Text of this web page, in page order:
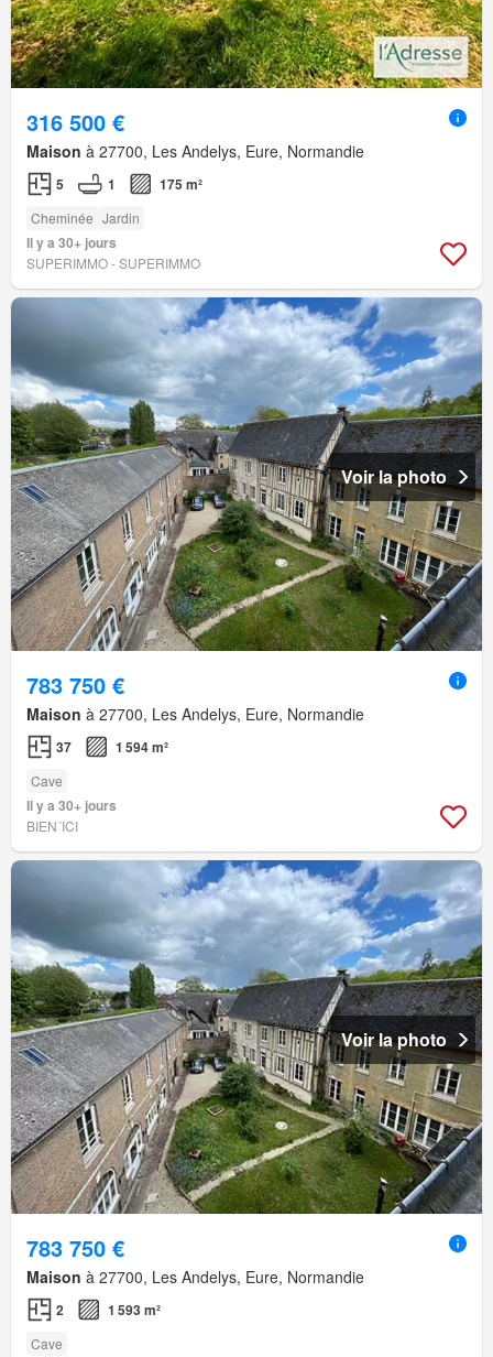
316 500 €
Maison à 27700, Les Andelys, Eure, Normandie
5 1 175 m²
Cheminée Jardin
Il y a 30+ jours
SUPERIMMO - SUPERIMMO
Voir la photo
783 750 €
Maison à 27700, Les Andelys, Eure, Normandie
37 1 594 m²
Cave
Il y a 30+ jours
BIEN´ICI
Voir la photo
783 750 €
Maison à 27700, Les Andelys, Eure, Normandie
2 1 593 m²
Cave